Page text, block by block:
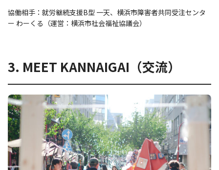
協働相手：就労継続支援B型 一天、横浜市障害者共同受注センタ
ー わーくる（運営：横浜市社会福祉協議会）
3. MEET KANNAIGAI（交流）